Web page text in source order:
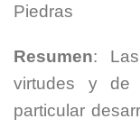
Piedras
Resumen:
virtudes y de
particular